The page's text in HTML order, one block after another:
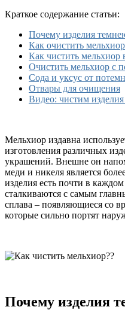
Краткое содержание статьи:
Почему изделия
Как очистить
Как чистить
Очистить мельхиор с
Сода и уксус от
Отвары для очищения
Видео: чистим
Мельхиор издавна
изготовления различных
украшений. Внешне он
меди и никеля является
изделия есть почти в
сталкиваются с самым
сплава – появляющиеся со
которые сильно портят
Почему изделия